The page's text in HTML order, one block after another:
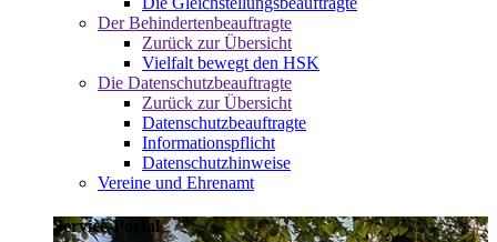
Der Behindertenbeauftragte
Zurück zur Übersicht
Vielfalt bewegt den HSK
Die Datenschutzbeauftragte
Zurück zur Übersicht
Datenschutzbeauftragte
Informationspflicht
Datenschutzhinweise
Vereine und Ehrenamt
Service-Portal